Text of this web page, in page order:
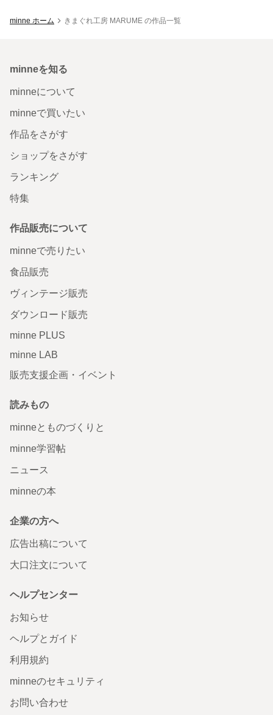
minne ホーム きまぐれ工房 MARUME の作品一覧
minneを知る
minneについて
minneで買いたい
作品をさがす
ショップをさがす
ランキング
特集
作品販売について
minneで売りたい
食品販売
ヴィンテージ販売
ダウンロード販売
minne PLUS
minne LAB
販売支援企画・イベント
読みもの
minneとものづくりと
minne学習帖
ニュース
minneの本
企業の方へ
広告出稿について
大口注文について
ヘルプセンター
お知らせ
ヘルプとガイド
利用規約
minneのセキュリティ
お問い合わせ